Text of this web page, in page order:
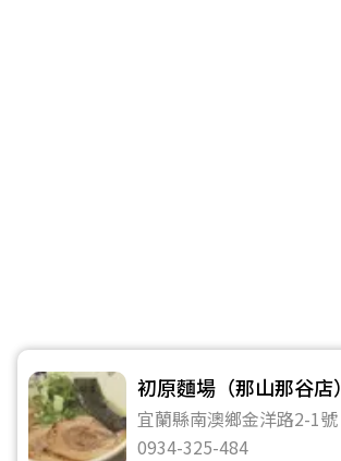
初原麵場（那山那谷店）
宜蘭縣南澳鄉金洋路2-1號
0934-325-484